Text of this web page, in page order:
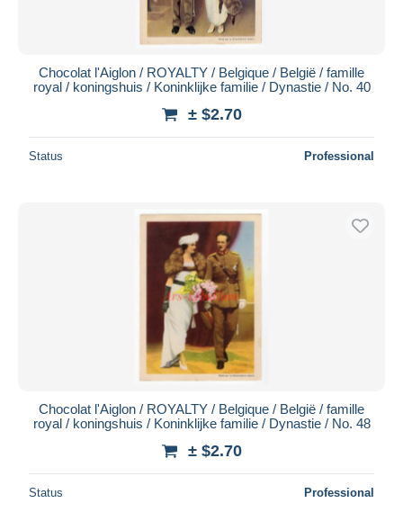
Chocolat l'Aiglon / ROYALTY / Belgique / België / famille
royal / koningshuis / Koninklijke familie / Dynastie / No. 40
± $2.70
Status Professional
Chocolat l'Aiglon / ROYALTY / Belgique / België / famille
royal / koningshuis / Koninklijke familie / Dynastie / No. 48
± $2.70
Status Professional